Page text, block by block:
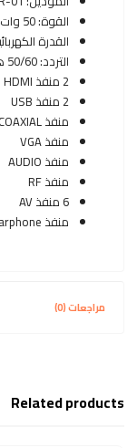
القوة: 50 وات
القدرة الكهربائية: 110-
التردد: 50/60 هرتز
2 منفذ HDMI
2 منفذ USB
منفذ COAXIAL
منفذ VGA
منفذ AUDIO
منفذ RF
6 منفذ AV
منفذ Earphone
مراجعات (0)
Related products